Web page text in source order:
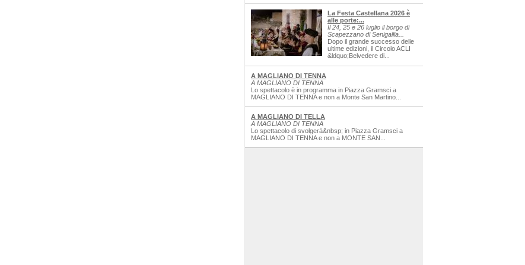
La Festa Castellana 2026 è
alle porte:...
Il 24, 25 e 26 luglio il borgo di
Scapezzano di Senigallia...
Dopo il grande successo delle
ultime edizioni, il Circolo ACLI
&ldquo;Belvedere di...
A MAGLIANO DI TENNA
A MAGLIANO DI TENNA
Lo spettacolo è in programma in Piazza Gramsci a
MAGLIANO DI TENNA e non a Monte San Martino...
A MAGLIANO DI TELLA
A MAGLIANO DI TENNA
Lo spettacolo di svolgerà&nbsp; in Piazza Gramsci a
MAGLIANO DI TENNA e non a MONTE SAN...